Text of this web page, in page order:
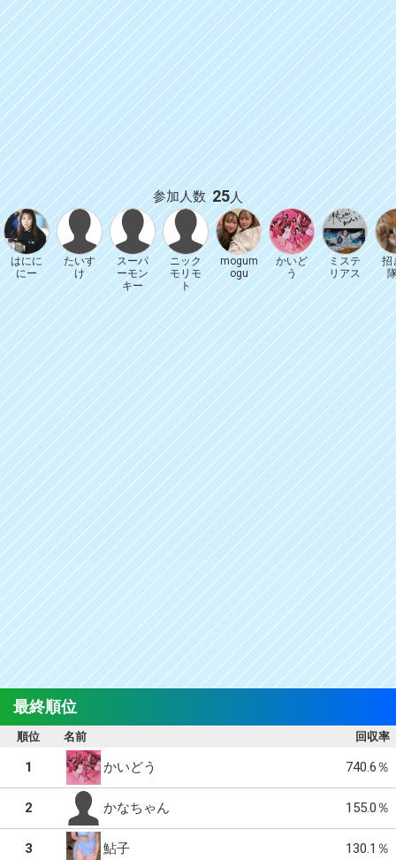
参加人数 25人
はにに
にー
たいす
け
スーパ
ーモン
キー
ニック
モリモ
ト
mogum
ogu
かいど
う
ミステ
リアス
招
最終順位
順位 名前 回収率
1 かいどう 740.6％
2 かなちゃん 155.0％
3 鮎子 130.1％